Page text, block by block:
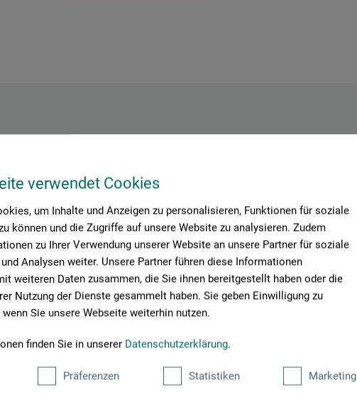
verwendet Cookies
um Inhalte und Anzeigen zu personalisieren, Funktionen für soziale
können und die Zugriffe auf unsere Website zu analysieren. Zudem
zu Ihrer Verwendung unserer Website an unsere Partner für soziale
Analysen weiter. Unsere Partner führen diese Informationen
weiteren Daten zusammen, die Sie ihnen bereitgestellt haben oder die
Nutzung der Dienste gesammelt haben. Sie geben Einwilligung zu
Sie unsere Webseite weiterhin nutzen.
finden Sie in unserer Datenschutzerklärung.
Präferenzen Statistiken Marketing
Sie die Kontaktdaten des Herstellers zu diesem Produkt.
Communication Design